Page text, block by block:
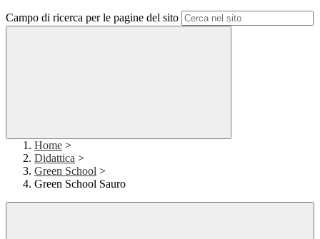
Campo di ricerca per le pagine del sito
Home >
Didattica >
Green School >
Green School Sauro